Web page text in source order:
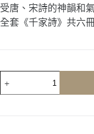
受唐、宋詩的神韻和
全套《千家詩》共六